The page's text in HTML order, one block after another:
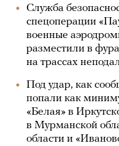
Служба
спецоперации
военные
разместили в
на трассах
Под удар, как
попали как
«Белая» в
в Мурманской
области и